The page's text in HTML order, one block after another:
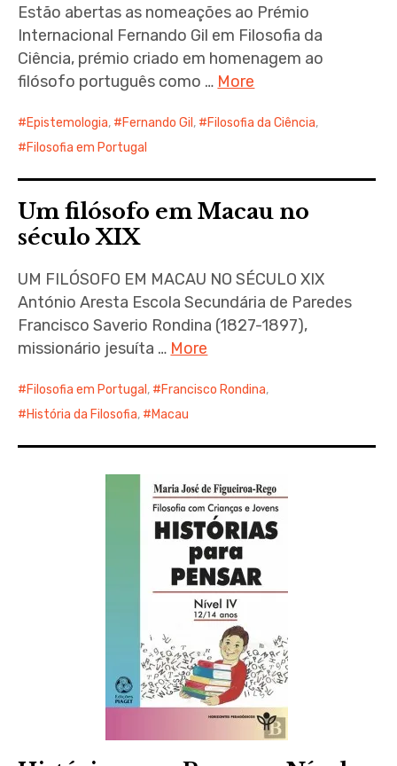
Estão abertas as nomeações ao Prémio
Internacional Fernando Gil em Filosofia da
Ciência, prémio criado em homenagem ao
filósofo português como … More
Epistemologia, Fernando Gil , Filosofia da Ciência,
Filosofia em Portugal
Um filósofo em Macau no
século XIX
UM FILÓSOFO EM MACAU NO SÉCULO XIX
António Aresta Escola Secundária de Paredes
Francisco Saverio Rondina (1827-1897),
missionário jesuíta … More
Filosofia em Portugal , Francisco Rondina,
História da Filosofia, Macau